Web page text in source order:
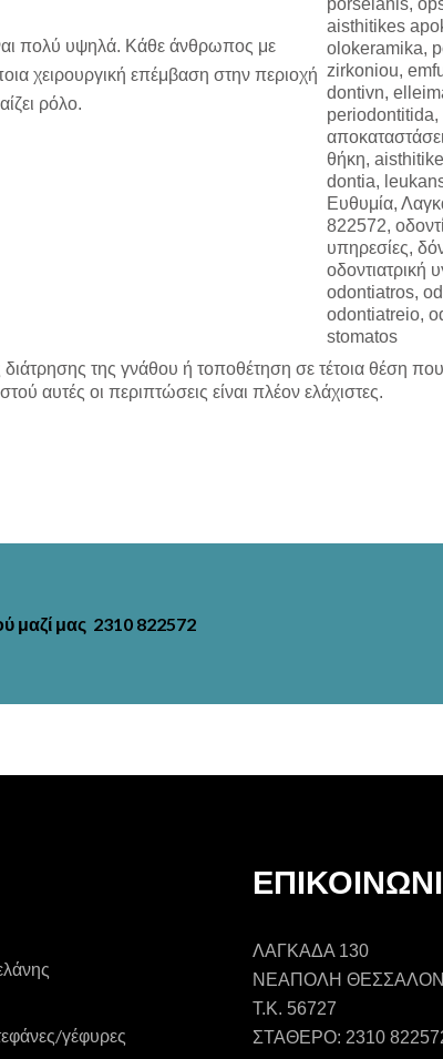
πολύ υψηλά. Κάθε άνθρωπος με
χειρουργική επέμβαση στην περιοχή
ρόλο.
της γνάθου ή τοποθέτηση σε τέτοια θέση που
αυτές οι περιπτώσεις είναι πλέον ελάχιστες.
μαζί μας 2310 822572
γέφυρες
ΛΑΓΚΑΔΑ 130
ΝΕΑΠΟΛΗ
Τ.Κ. 56727
ΣΤΑΘΕΡΟ: 2310